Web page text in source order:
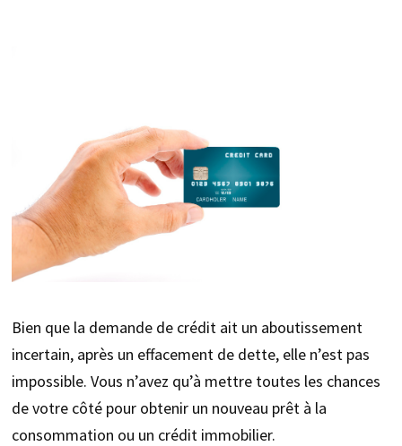
Bien que la demande de crédit ait un aboutissement
incertain, après un effacement de dette, elle n’est pas
impossible. Vous n’avez qu’à mettre toutes les chances
de votre côté pour obtenir un nouveau prêt à la
consommation ou un crédit immobilier.